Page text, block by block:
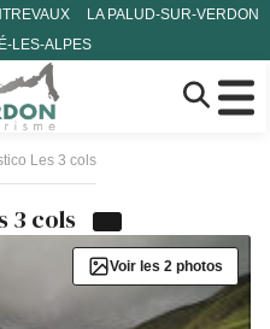
LA PALUD-SUR-VERDON
LES-ALPES
Les 3 cols
3 cols
Voir les 2 photos